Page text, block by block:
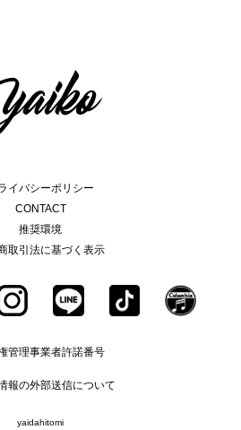
イバシーポリシー
CONTACT
推奨環境
取引法に基づく表示
管理事業者許諾番号
報の外部送信について
yaidahitomi